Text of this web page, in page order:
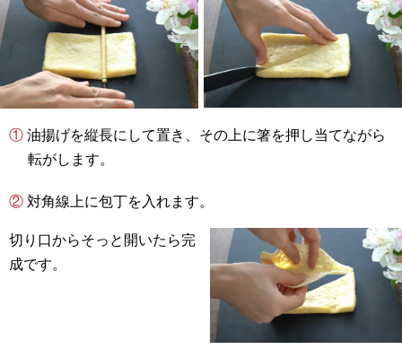
① 油揚げを縦長にして置き、その上に箸を押し当てながら
転がします。
② 対角線上に包丁を入れます。
切り口からそっと開いたら完
成です。